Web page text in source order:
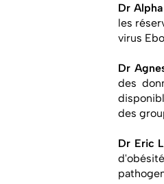
Dr
les
virus
Dr
des
des
Dr Eric